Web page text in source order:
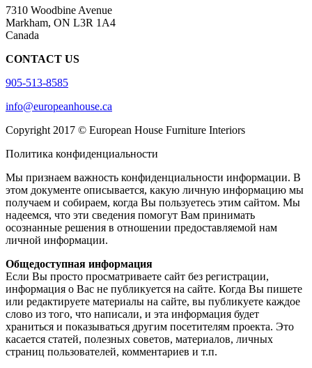
7310 Woodbine Avenue
Markham, ON L3R 1A4
Canada
CONTACT US
905-513-8585
info@europeanhouse.ca
Copyright 2017 © European House Furniture Interiors
Политика конфиденциальности
Мы признаем важность конфиденциальности информации. В
этом документе описывается, какую личную информацию мы
получаем и собираем, когда Вы пользуетесь этим сайтом. Мы
надеемся, что эти сведения помогут Вам принимать
осознанные решения в отношении предоставляемой нам
личной информации.
Общедоступная информация
Если Вы просто просматриваете сайт без регистрации,
информация о Вас не публикуется на сайте. Когда Вы пишете
или редактируете материалы на сайте, вы публикуете каждое
слово из того, что написали, и эта информация будет
храниться и показываться другим посетителям проекта. Это
касается статей, полезных советов, материалов, личных
страниц пользователей, комментариев и т.п.